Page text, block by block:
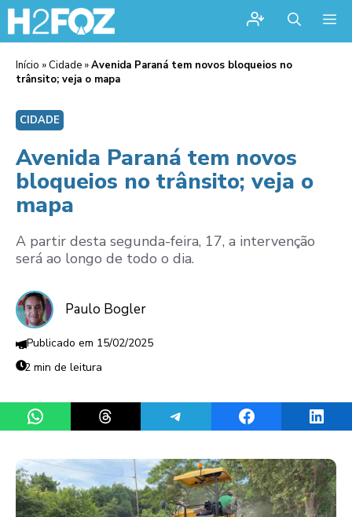
Início » Cidade »Avenida Paraná tem novos bloqueios no
trânsito; veja o mapa
CIDADE
Avenida Paraná tem novos
bloqueios no trânsito; veja o
mapa
A partir desta segunda-feira, 17, a intervenção
será ao longo de todo o dia.
Paulo Bogler
15/02/2025
2 min de leitura
Share on WhatsAppShare on ThreadsShare on TelegramShare on Facebook